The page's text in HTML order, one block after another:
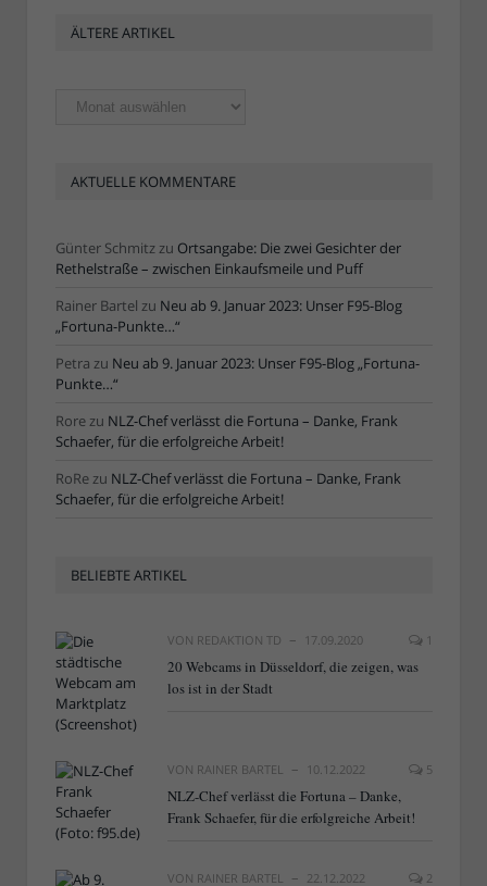
ÄLTERE ARTIKEL
Ältere
Artikel
AKTUELLE KOMMENTARE
Günter Schmitzzu Ortsangabe: Die zwei Gesichter der
Rethelstraße – zwischen Einkaufsmeile und Puff
Rainer Bartel zu Neu ab 9. Januar 2023: Unser F95-Blog
„Fortuna-Punkte…“
Petra zu Neu ab 9. Januar 2023: Unser F95-Blog „Fortuna-
Punkte…“
Rorezu NLZ-Chef verlässt die Fortuna – Danke, Frank
Schaefer, für die erfolgreiche Arbeit!
RoRezu NLZ-Chef verlässt die Fortuna – Danke, Frank
Schaefer, für die erfolgreiche Arbeit!
BELIEBTE ARTIKEL
VON REDAKTION TD 17.09.2020 1
20 Webcams in Düsseldorf, die zeigen, was
los ist in der Stadt
VON RAINER BARTEL 10.12.2022 5
NLZ-Chef verlässt die Fortuna – Danke,
Frank Schaefer, für die erfolgreiche Arbeit!
VON RAINER BARTEL 22.12.2022 2